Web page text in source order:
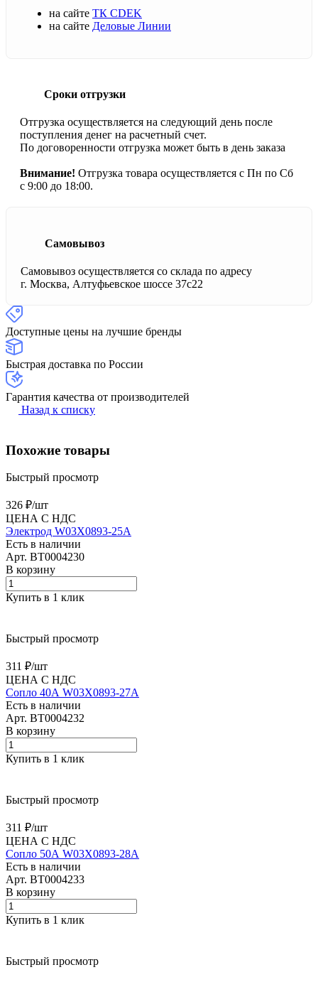
на сайте ТК CDEK
на сайте Деловые Линии
Сроки отгрузки
Отгрузка осуществляется на следующий день после
поступления денег на расчетный счет.
По договоренности отгрузка может быть в день заказа
Внимание! Отгрузка товара осуществляется с Пн по Сб
с 9:00 до 18:00.
Самовывоз
Самовывоз осуществляется со склада по адресу
г. Москва, Алтуфьевское шоссе 37с22
Доступные цены на лучшие бренды
Быстрая доставка по России
Гарантия качества от производителей
Назад к списку
Похожие товары
Быстрый просмотр
326 ₽/шт
ЦЕНА С НДС
Электрод W03X0893-25A
Есть в наличии
Арт. BT0004230
В корзину
Купить в 1 клик
Быстрый просмотр
311 ₽/шт
ЦЕНА С НДС
Сопло 40А W03X0893-27A
Есть в наличии
Арт. BT0004232
В корзину
Купить в 1 клик
Быстрый просмотр
311 ₽/шт
ЦЕНА С НДС
Сопло 50А W03X0893-28A
Есть в наличии
Арт. BT0004233
В корзину
Купить в 1 клик
Быстрый просмотр